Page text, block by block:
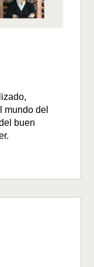
mundo del
buen